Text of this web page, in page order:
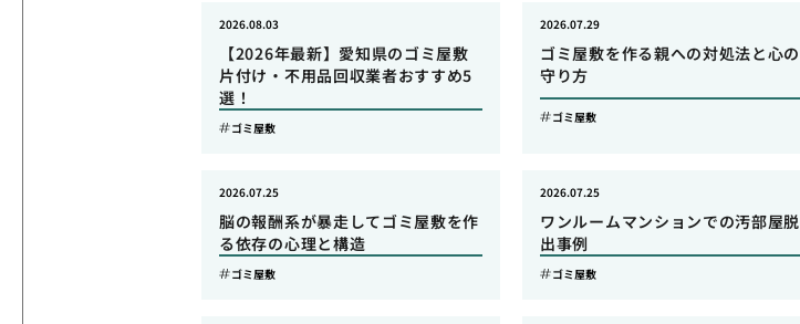
【2026年最新】愛知県のゴミ屋敷
片付け・不用品回収業者おすすめ5
選！
2026.08.03
ゴミ屋敷
ゴミ屋敷を作る親への対処法と心の
守り方
2026.07.29
ゴミ屋敷
脳の報酬系が暴走してゴミ屋敷を作
る依存の心理と構造
2026.07.25
ゴミ屋敷
ワンルームマンションでの汚部屋脱
出事例
2026.07.25
ゴミ屋敷